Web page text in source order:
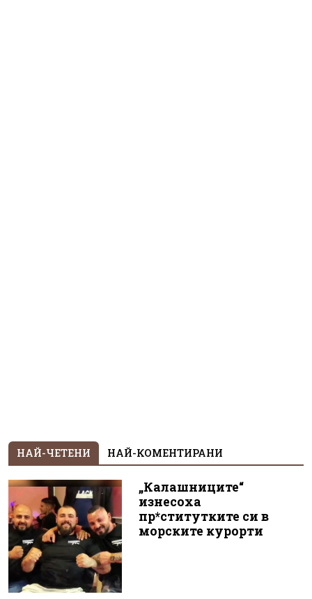
НАЙ-ЧЕТЕНИ НАЙ-КОМЕНТИРАНИ
„Калашниците“
изнесоха
пр*ститутките си в
морските курорти